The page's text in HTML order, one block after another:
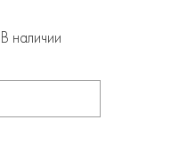
В наличии